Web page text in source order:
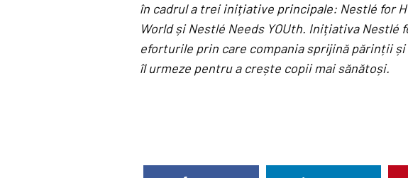
în cadrul a trei inițiative principale: Nestlé for
World și Nestlé Needs YOUth. Inițiativa
eforturile prin care compania sprijină părinții
îl urmeze pentru a crește copii mai sănătoși.